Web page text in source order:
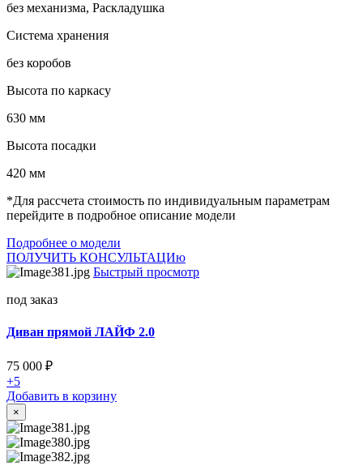
без механизма, Раскладушка
Система хранения
без коробов
Высота по каркасу
630 мм
Высота посадки
420 мм
*Для рассчета стоимость по индивидуальным параметрам
перейдите в подробное описание модели
Подробнее о модели
ПОЛУЧИТЬ КОНСУЛЬТАЦИю
Быстрый просмотр
под заказ
Диван прямой ЛАЙФ 2.0
75 000 ₽
+5
Добавить в корзину
×